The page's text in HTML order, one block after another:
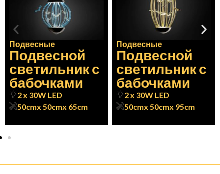
Подвесные
Подвесной
светильник с
бабочками
2 x 30W LED
50cmx 50cmx 65cm
Подвесные
Подвесной
светильник с
бабочками
2 x 30W LED
50cmx 50cmx 95cm